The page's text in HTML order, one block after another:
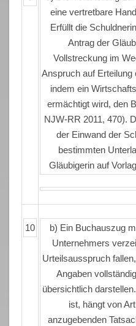
eine vertretbare
Erfüllt die
Antrag der
Vollstreckung im
Anspruch auf
indem ein
ermächtigt wird, den
NJW-RR 2011, 470).
der Einwand der
bestimmten
Gläubigerin auf
10
b) Ein Buchauszug
Unternehmers
Urteilsausspruch
Angaben
übersichtlich
ist, hängt von
anzugebenden